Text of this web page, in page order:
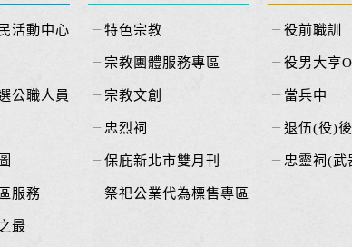
活動中心
公職人員
服務
最
特色宗教
宗教團體服務專區
宗教文創
忠烈祠
保庇新北市雙月刊
祭祀公業代為標售專區
役前職訓
役男大亨
當兵中
退伍(役)後
忠靈祠(武